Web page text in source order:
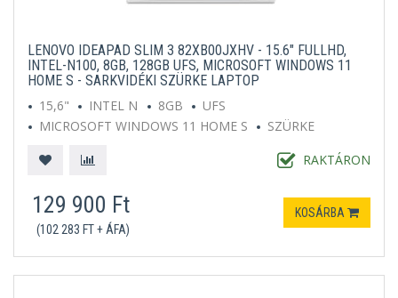
LENOVO IDEAPAD SLIM 3 82XB00JXHV - 15.6" FULLHD,
INTEL-N100, 8GB, 128GB UFS, MICROSOFT WINDOWS 11
HOME S - SARKVIDÉKI SZÜRKE LAPTOP
15,6"
INTEL N 8GB
UFS
MICROSOFT WINDOWS 11 HOME S
SZÜRKE
RAKTÁRON
129 900 Ft
(102 283 FT + ÁFA)
KOSÁRBA